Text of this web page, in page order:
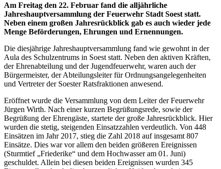
Am Freitag den 22. Februar fand die alljährliche
Jahreshauptversammlung der Feuerwehr Stadt Soest statt.
Neben einem großen Jahresrückblick gab es auch wieder jede
Menge Beförderungen, Ehrungen und Ernennungen.
Die diesjährige Jahreshauptversammlung fand wie gewohnt in der
Aula des Schulzentrums in Soest statt. Neben den aktiven Kräften,
der Ehrenabteilung und der Jugendfeuerwehr, waren auch der
Bürgermeister, der Abteilungsleiter für Ordnungsangelegenheiten
und Vertreter der Soester Ratsfraktionen anwesend.
Eröffnet wurde die Versammlung von dem Leiter der Feuerwehr
Jürgen Wirth. Nach einer kurzen Begrüßungsrede, sowie der
Begrüßung der Ehrengäste, startete der große Jahresrückblick. Hier
wurden die stetig, steigenden Einsatzzahlen verdeutlich. Von 448
Einsätzen im Jahr 2017, stieg die Zahl 2018 auf insgesamt 807
Einsätze. Dies war vor allem den beiden größeren Ereignissen
(Sturmtief „Friederike“ und dem Hochwasser am 01. Juni)
geschuldet. Allein bei diesen beiden Ereignissen wurden 345